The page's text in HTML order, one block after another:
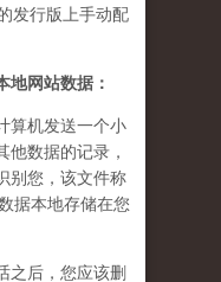
发行版上手动配
网站数据：
算机发送一个小
他数据的记录，
别您，该文件称
据本地存储在您
之后，您应该删